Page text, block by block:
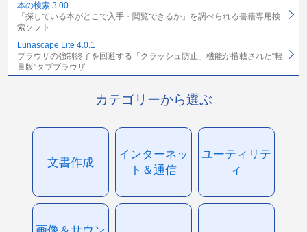
本の検索 3.00
「探している本がどこで入手・閲覧できるか」を調べられる書籍専用検
索ソフト
Lunascape Lite 4.0.1
ブラウザの強制終了を回避する「クラッシュ防止」機能が搭載された“軽
量版”タブブラウザ
カテゴリーから選ぶ
文書作成
インターネッ
ト＆通信
ユーティリテ
ィ